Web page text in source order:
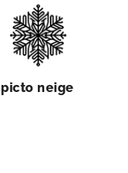
picto neige